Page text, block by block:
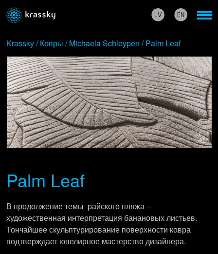
Krassky/Ковры /Michaela Schleypen / Palm Leaf
Palm Leaf
В продолжение темы райского пляжа –
художественная интерпретация банановых листьев.
Тончайшее скульптурирование поверхности ковра
подтверждает ювелирное мастерство дизайнера.